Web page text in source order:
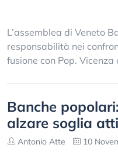
L’assemblea di Veneto
responsabilità nei
fusione con Pop.
Banche
alzare soglia
Antonio Atte 10